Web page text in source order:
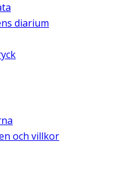
diarium
och villkor